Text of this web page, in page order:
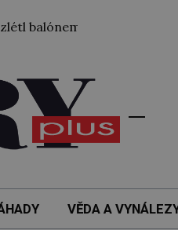
ze zahrady
VĚDA A